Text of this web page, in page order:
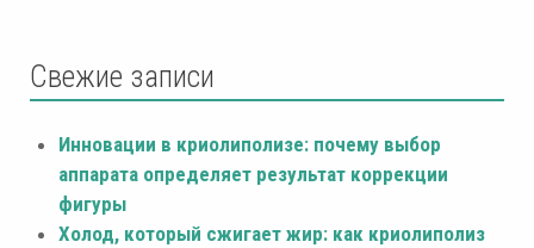
Свежие записи
Инновации в криолиполизе: почему выбор
аппарата определяет результат коррекции
фигуры
Холод, который сжигает жир: как криолиполиз